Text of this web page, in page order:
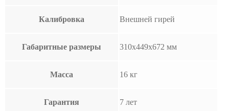
Калибровка Внешней гирей
Габаритные размеры 310x449x672 мм
Масса 16 кг
Гарантия 7 лет